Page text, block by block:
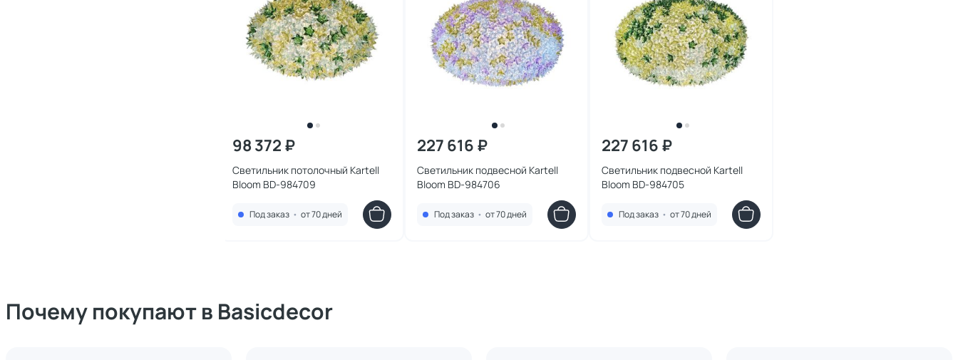
98 372 ₽
Светильник потолочный Kartell
Bloom BD-984709
Под заказ • от 70 дней
227 616 ₽
Светильник подвесной Kartell
Bloom BD-984706
Под заказ • от 70 дней
227 616 ₽
Светильник подвесной Kartell
Bloom BD-984705
Под заказ • от 70 дней
Почему покупают в Basicdecor